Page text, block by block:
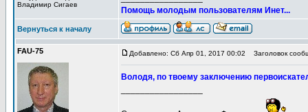
Владимир Сигаев
Помощь молодым пользователям Инет...
Вернуться к началу
FAU-75 Добавлено: Сб Апр 01, 2017 00:02 Заголовок
Володя, по твоему заключению